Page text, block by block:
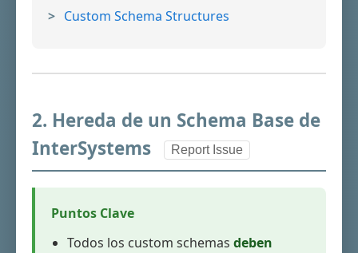
Custom Schema Structures
2. Hereda de un Schema Base de
InterSystems
Report Issue
Puntos Clave
Todos los custom schemas deben